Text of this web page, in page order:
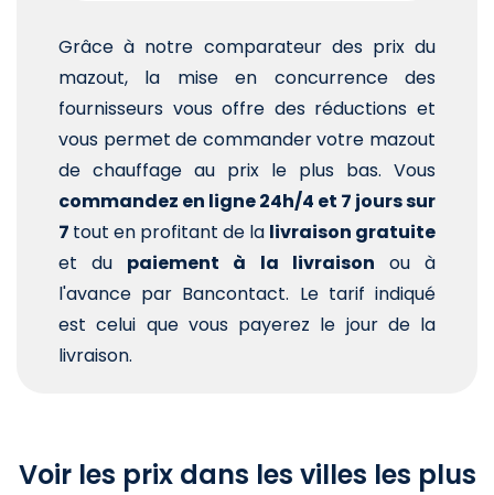
Grâce à notre comparateur des prix du
mazout, la mise en concurrence des
fournisseurs vous offre des réductions et
vous permet de commander votre mazout
de chauffage au prix le plus bas. Vous
commandez en ligne 24h/4 et 7 jours sur
7 tout en profitant de la livraison gratuite
et du paiement à la livraison ou à
l'avance par Bancontact. Le tarif indiqué
est celui que vous payerez le jour de la
livraison.
Voir les prix dans les villes les plus